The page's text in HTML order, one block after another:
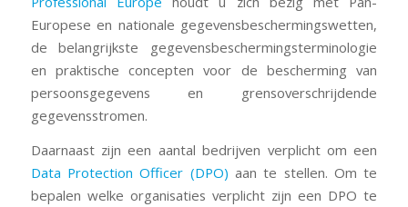
Europese en nationale gegevensbeschermingswetten,
de belangrijkste gegevensbeschermingsterminologie
en praktische concepten voor de bescherming van
persoonsgegevens en grensoverschrijdende
gegevensstromen.
Daarnaast zijn een aantal bedrijven verplicht om een
Data Protection Officer (DPO) aan te stellen. Om te
bepalen welke organisaties verplicht zijn een DPO te